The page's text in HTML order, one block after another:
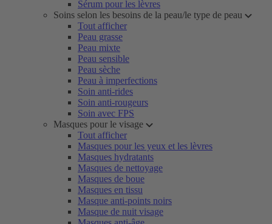
Sérum pour les lèvres
Soins selon les besoins de la peau/le type de peau
Tout afficher
Peau grasse
Peau mixte
Peau sensible
Peau sèche
Peau à imperfections
Soin anti-rides
Soin anti-rougeurs
Soin avec FPS
Masques pour le visage
Tout afficher
Masques pour les yeux et les lèvres
Masques hydratants
Masques de nettoyage
Masques de boue
Masques en tissu
Masque anti-points noirs
Masque de nuit visage